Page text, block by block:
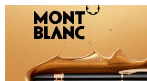
hãng
và
Đại
gia